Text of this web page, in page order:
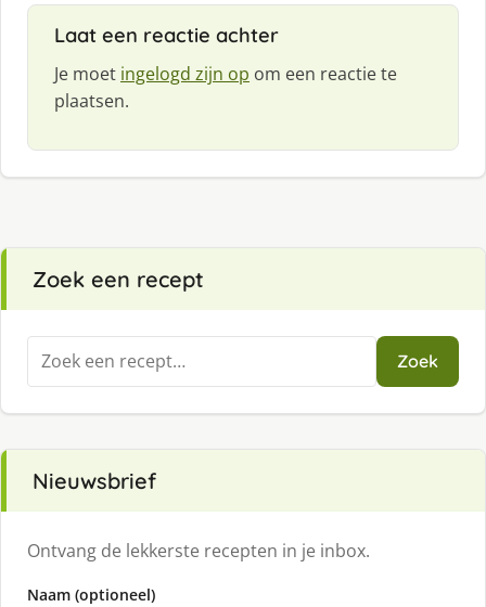
Laat een reactie achter
Je moet ingelogd zijn op om een reactie te
plaatsen.
Zoek een recept
Zoeken
naar:
Zoek
Nieuwsbrief
Ontvang de lekkerste recepten in je inbox.
Naam (optioneel)